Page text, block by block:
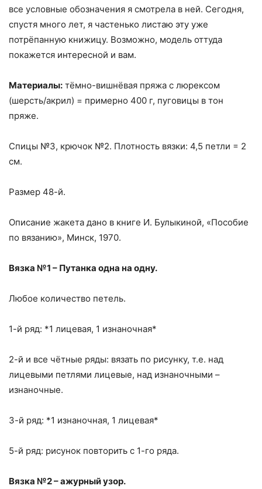
все условные обозначения я смотрела в ней. Сегодня,
спустя много лет, я частенько листаю эту уже
потрёпанную книжицу. Возможно, модель оттуда
покажется интересной и вам.
Материалы: тёмно-вишнёвая пряжа с люрексом
(шерсть/акрил) = примерно 400 г, пуговицы в тон
пряже.
Спицы №3, крючок №2. Плотность вязки: 4,5 петли = 2
см.
Размер 48-й.
Описание жакета дано в книге И. Булыкиной, «Пособие
по вязанию», Минск, 1970.
Вязка №1 – Путанка одна на одну.
Любое количество петель.
1-й ряд: *1 лицевая, 1 изнаночная*
2-й и все чётные ряды: вязать по рисунку, т.е. над
лицевыми петлями лицевые, над изнаночными –
изнаночные.
3-й ряд: *1 изнаночная, 1 лицевая*
5-й ряд: рисунок повторить с 1-го ряда.
Вязка №2 – ажурный узор.